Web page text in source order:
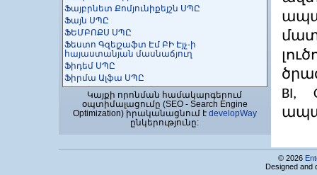
Ֆայբրնետ Քոմյունիքեյշն ՍՊԸ
Ֆայն ՍՊԸ
ՖԵՄԲՈՔՍ ՍՊԸ
Ֆեստո Գզելշաֆտ Էմ ԲԻ Էյչ-ի
հայաստանյան մասնաճյուղ
Ֆիդեմ ՍՊԸ
Ֆիրմա Ալֆա ՍՊԸ
Ֆիքսիթ ԻԹ Քօմպանի
Ֆլեքսիբլ Ափլիքեյշնս ՓԲԸ
Ֆուլօփսիս ՍՊԸ
10X ԷՆՋԻՆԵՐԻՆԳ
Կայքի որոնման համակարգերում
օպտիմալացումը (SEO - Search Engine
Optimization) իրականացնում է developWay
ընկերությունը:
BI,
© 2026
Designed and